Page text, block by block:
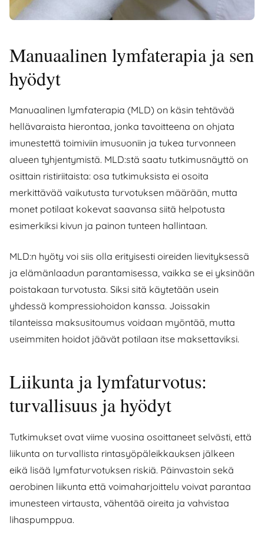
Manuaalinen lymfaterapia ja sen
hyödyt
Manuaalinen lymfaterapia (MLD) on käsin tehtävää
hellävaraista hierontaa, jonka tavoitteena on ohjata
imunestettä toimiviin imusuoniin ja tukea turvonneen
alueen tyhjentymistä. MLD:stä saatu tutkimusnäyttö on
osittain ristiriitaista: osa tutkimuksista ei osoita
merkittävää vaikutusta turvotuksen määrään, mutta
monet potilaat kokevat saavansa siitä helpotusta
esimerkiksi kivun ja painon tunteen hallintaan.
MLD:n hyöty voi siis olla erityisesti oireiden lievityksessä
ja elämänlaadun parantamisessa, vaikka se ei yksinään
poistakaan turvotusta. Siksi sitä käytetään usein
yhdessä kompressiohoidon kanssa. Joissakin
tilanteissa maksusitoumus voidaan myöntää, mutta
useimmiten hoidot jäävät potilaan itse maksettaviksi.
Liikunta ja lymfaturvotus:
turvallisuus ja hyödyt
Tutkimukset ovat viime vuosina osoittaneet selvästi, että
liikunta on turvallista rintasyöpäleikkauksen jälkeen
eikä lisää lymfaturvotuksen riskiä. Päinvastoin sekä
aerobinen liikunta että voimaharjoittelu voivat parantaa
imunesteen virtausta, vähentää oireita ja vahvistaa
lihaspumppua.